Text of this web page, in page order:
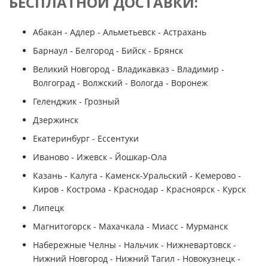
Абакан - Адлер - Альметьевск - Астрахань
Барнаул - Белгород - Бийск - Брянск
Великий Новгород - Владикавказ - Владимир -
Волгоград - Волжский - Вологда - Воронеж
Геленджик - Грозный
Дзержинск
Екатеринбург - Ессентуки
Иваново - Ижевск - Йошкар-Ола
Казань - Калуга - Каменск-Уральский - Кемерово -
Киров - Кострома - Краснодар - Красноярск - Курск
Липецк
Магнитогорск - Махачкала - Миасс - Мурманск
Набережные Челны - Нальчик - Нижневартовск -
Нижний Новгород - Нижний Тагил - Новокузнецк -